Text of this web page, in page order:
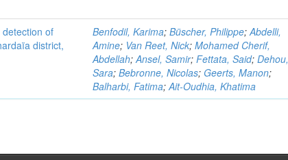
of
district,
Benfodil, Karima;Büscher, Philippe;Abdelli,
Amine; Van Reet, Nick;Mohamed Cherif,
Abdellah;Ansel, Samir;Fettata, Said;Dehou,
Sara;Bebronne, Nicolas; Geerts, Manon;
Balharbi, Fatima;Ait-Oudhia, Khatima